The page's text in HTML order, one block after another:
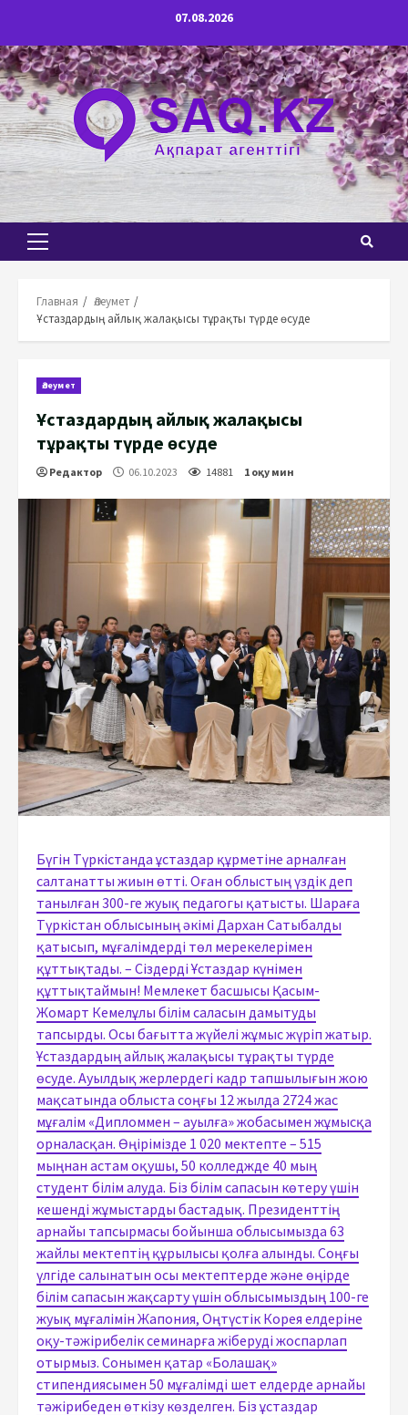
содержимому
07.08.2026
Основное
Главная
Әлеумет
Ұстаздардың айлық жалақысы тұрақты түрде өсуде
Әлеумет
Ұстаздардың айлық жалақысы
тұрақты түрде өсуде
Редактор 06.10.2023 14881 1 оқу мин
Бүгін Түркістанда ұстаздар құрметіне арналған
салтанатты жиын өтті. Оған облыстың үздік деп
танылған 300-ге жуық педагогы қатысты. Шараға
Түркістан облысының әкімі Дархан Сатыбалды
қатысып, мұғалімдерді төл мерекелерімен
құттықтады. – Сіздерді Ұстаздар күнімен
құттықтаймын! Мемлекет басшысы Қасым-
Жомарт Кемелұлы білім саласын дамытуды
тапсырды. Осы бағытта жүйелі жұмыс жүріп жатыр.
Ұстаздардың айлық жалақысы тұрақты түрде
өсуде. Ауылдық жерлердегі кадр тапшылығын жою
мақсатында облыста соңғы 12 жылда 2724 жас
мұғалім «Дипломмен – ауылға» жобасымен жұмысқа
орналасқан. Өңірімізде 1 020 мектепте – 515
мыңнан астам оқушы, 50 колледжде 40 мың
студент білім алуда. Біз білім сапасын көтеру үшін
кешенді жұмыстарды бастадық. Президенттің
арнайы тапсырмасы бойынша облысымызда 63
жайлы мектептің құрылысы қолға алынды. Соңғы
үлгіде салынатын осы мектептерде және өңірде
білім сапасын жақсарту үшін облысымыздың 100-ге
жуық мұғалімін Жапония, Оңтүстік Корея елдеріне
оқу-тәжірибелік семинарға жіберуді жоспарлап
отырмыз. Сонымен қатар «Болашақ»
стипендиясымен 50 мұғалімді шет елдерде арнайы
тәжірибеден өткізу көзделген. Біз ұстаздар